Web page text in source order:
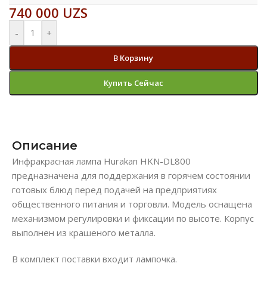
740 000 UZS
- +
В Корзину
Купить Сейчас
Описание
Инфракрасная лампа Hurakan HKN-DL800
предназначена для поддержания в горячем состоянии
готовых блюд перед подачей на предприятиях
общественного питания и торговли. Модель оснащена
механизмом регулировки и фиксации по высоте. Корпус
выполнен из крашеного металла.
В комплект поставки входит лампочка.